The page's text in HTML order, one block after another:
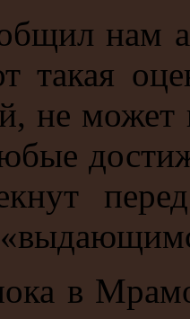
нам
такая
может
в